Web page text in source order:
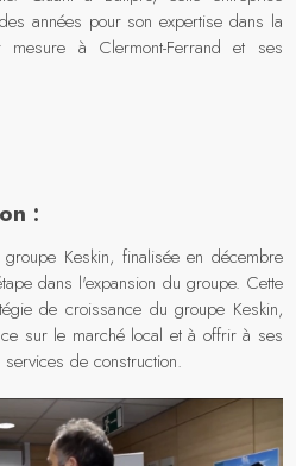
années pour son expertise dans la
à Clermont-Ferrand et ses
:
Keskin, finalisée en décembre
dans l'expansion du groupe. Cette
de croissance du groupe Keskin,
sur le marché local et à offrir à ses
de construction.